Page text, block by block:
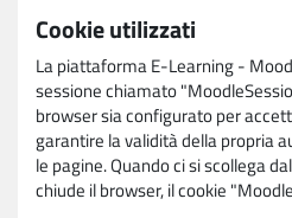
Cookie utilizzati
La piattaforma E-Learning -
sessione chiamato
browser sia configurato per
garantire la validità della propria
le pagine. Quando ci si scollega
chiude il browser, il cookie